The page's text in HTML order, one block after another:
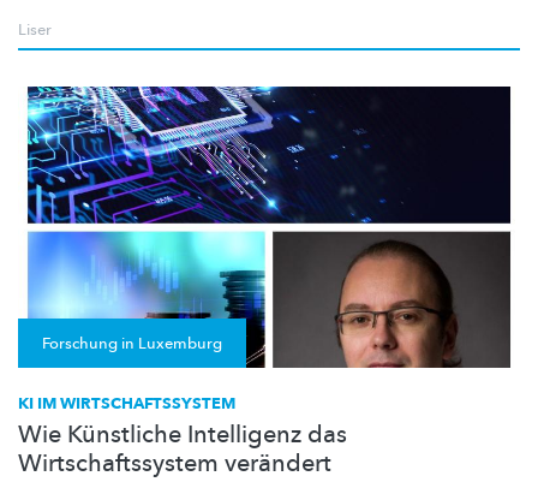
Liser
Forschung in Luxemburg
KI IM WIRTSCHAFTSSYSTEM
Wie Künstliche Intelligenz das
Wirtschaftssystem verändert